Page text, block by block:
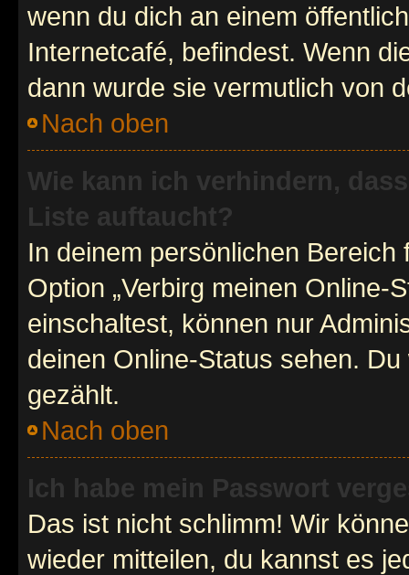
wenn du dich an einem
Internetcafé, befindest. Wenn
dann wurde sie vermutlich von
Nach oben
Wie kann ich verhindern,
Liste auftaucht?
In deinem persönlichen
Option „Verbirg meinen Online-
einschaltest, können nur
deinen Online-Status sehen.
gezählt.
Nach oben
Ich habe mein Passwort
Das ist nicht schlimm! Wir
wieder mitteilen, du kannst es